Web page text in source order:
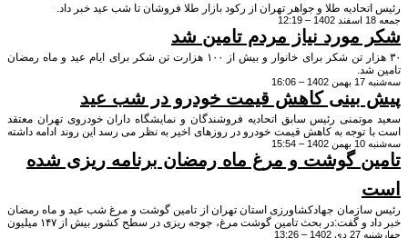
طلا و جواهر تهران از رکود بازار طلا فروشان تا شب عید خبر داد.
نیاز مردم تامین شد
۳۰ هزار تن شکر برای خانوار و بیش از ۱۰۰ هزارت تن شکر برای ایام عید و ماه رمضان
بینی کاهش قیمت خودرو در شب عید
رئیس سابق اتحادیه فروشندگان و نمایشگاه داران خودروی تهران معتقد
به کاهش قیمت خودرو در روزهای اخیر به نظر می رسد این روند ادامه داشته
شاهد کاهش قیمت خودرو در شب عید باشیم.
گوشت و مرغ ماه رمضان برنامه ریزی شده
جهادکشاورزی استان تهران از تامین گوشت و مرغ شب عید و ماه رمضان
خبر داد و گفت:در بحث تامین گوشت مرغ، جوجه ریزی در سطح کشور بیش از ۱۴۷ میلیون
که این میزان می‌تواند بازار شب عید و ایام نوروز کل کشور را تامین کند. 13:26